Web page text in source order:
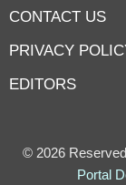
CONTACT US
PRIVACY
EDITORS
© 2026
Portal